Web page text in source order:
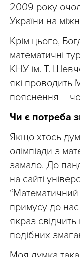
2009 року
України на
Крім цього,
математичні
КНУ ім. Т.
які проводить
пояснення –
Чи є потреба
Якщо хтось
олімпіади з
замало. До
на сайті
“Математичний
примусу до
якраз
подібних